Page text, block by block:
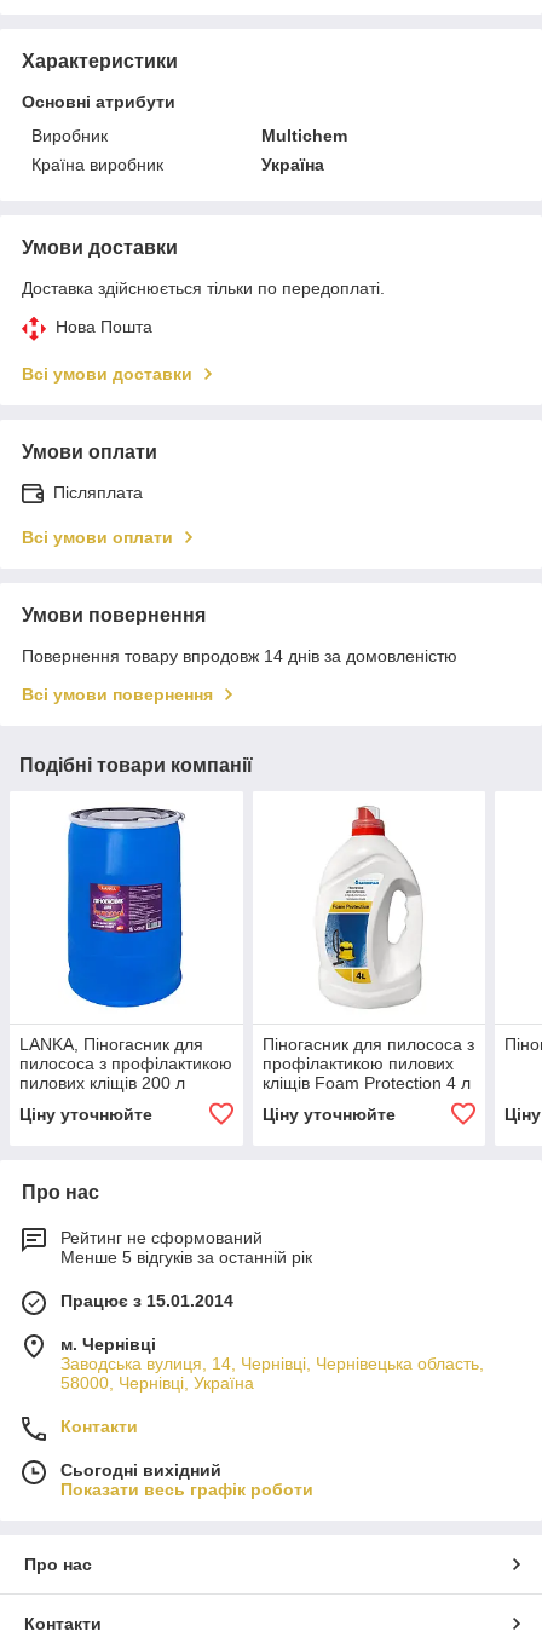
Характеристики
Основні атрибути
Виробник
Multichem
Країна виробник
Україна
Умови доставки
Доставка здійснюється тільки по передоплаті.
Нова Пошта
Всі умови доставки
Умови оплати
Післяплата
Всі умови оплати
Умови повернення
Повернення товару впродовж 14 днів за домовленістю
Всі умови повернення
Подібні товари компанії
LANKA, Піногасник для
пилососа з профілактикою
пилових кліщів 200 л
Ціну уточнюйте
Піногасник для пилососа з
профілактикою пилових
кліщів Foam Protection 4 л
Ціну уточнюйте
Про нас
Рейтинг не сформований
Менше 5 відгуків за останній рік
Працює з 15.01.2014
м. Чернівці
Заводська вулиця, 14, Чернівці, Чернівецька область,
58000, Чернівці, Україна
Контакти
Сьогодні вихідний
Показати весь графік роботи
Про нас
Контакти